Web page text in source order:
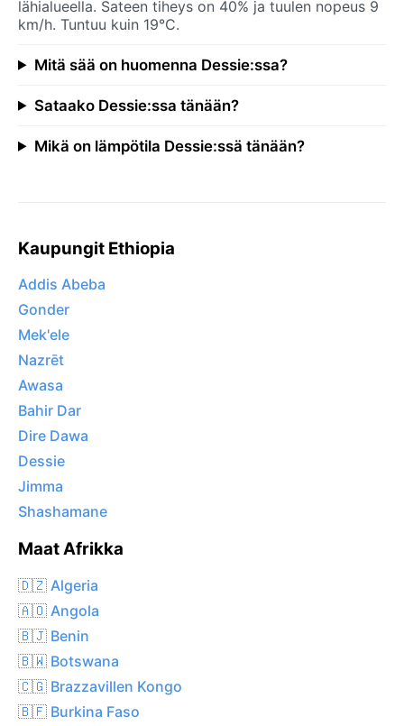
lähialueella. Sateen tiheys on 40% ja tuulen nopeus 9
km/h. Tuntuu kuin 19°C.
Mitä sää on huomenna Dessie:ssa?
Sataako Dessie:ssa tänään?
Mikä on lämpötila Dessie:ssä tänään?
Kaupungit Ethiopia
Addis Abeba
Gonder
Mek'ele
Nazrēt
Awasa
Bahir Dar
Dire Dawa
Dessie
Jimma
Shashamane
Maat Afrikka
🇩🇿 Algeria
🇦🇴 Angola
🇧🇯 Benin
🇧🇼 Botswana
🇨🇬 Brazzavillen Kongo
🇧🇫 Burkina Faso